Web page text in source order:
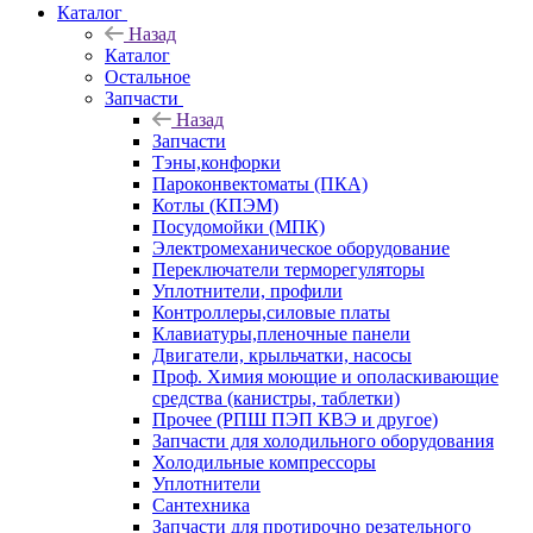
Каталог
Назад
Каталог
Остальное
Запчасти
Назад
Запчасти
Тэны,конфорки
Пароконвектоматы (ПКА)
Котлы (КПЭМ)
Посудомойки (МПК)
Электромеханическое оборудование
Переключатели терморегуляторы
Уплотнители, профили
Контроллеры,силовые платы
Клавиатуры,пленочные панели
Двигатели, крыльчатки, насосы
Проф. Химия моющие и ополаскивающие
средства (канистры, таблетки)
Прочее (РПШ ПЭП КВЭ и другое)
Запчасти для холодильного оборудования
Холодильные компрессоры
Уплотнители
Сантехника
Запчасти для протирочно резательного